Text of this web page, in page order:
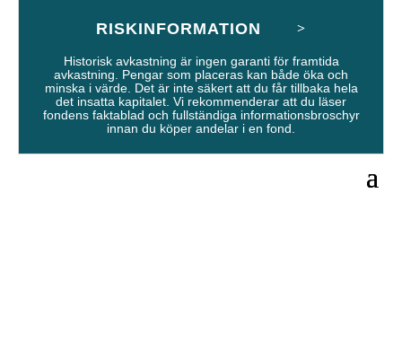
RISKINFORMATION
Historisk avkastning är ingen garanti för framtida
avkastning. Pengar som placeras kan både öka och
minska i värde. Det är inte säkert att du får tillbaka hela
det insatta kapitalet. Vi rekommenderar att du läser
fondens faktablad och fullständiga informationsbroschyr
innan du köper andelar i en fond.